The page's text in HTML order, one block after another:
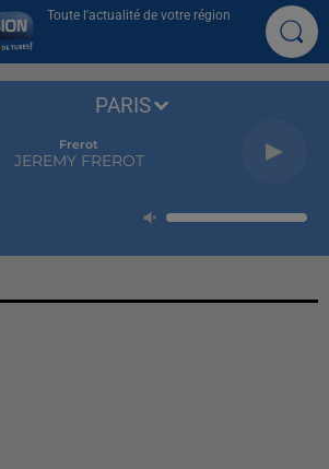
Toute l'actualité de votre région
Frerot
JEREMY FREROT
PARIS